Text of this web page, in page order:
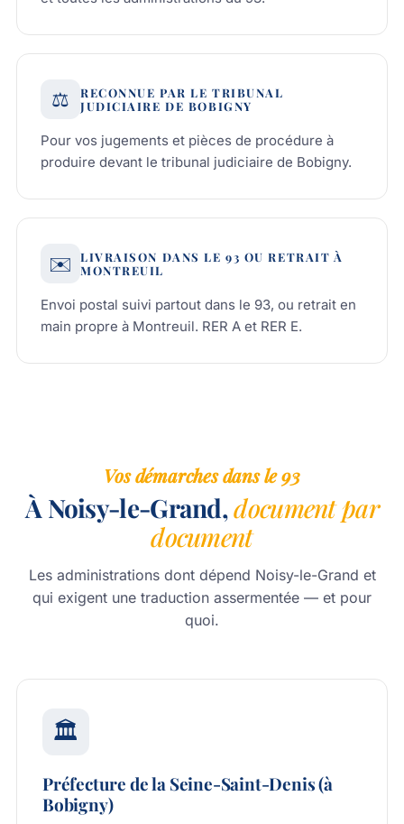
⚖️
RECONNUE PAR LE TRIBUNAL
JUDICIAIRE DE BOBIGNY
Pour vos jugements et pièces de procédure à
produire devant le tribunal judiciaire de Bobigny.
✉️
LIVRAISON DANS LE 93 OU RETRAIT À
MONTREUIL
Envoi postal suivi partout dans le 93, ou retrait en
main propre à Montreuil. RER A et RER E.
Vos démarches dans le 93
À Noisy-le-Grand,document par
document
Les administrations dont dépend Noisy-le-Grand et
qui exigent une traduction assermentée — et pour
quoi.
🏛️
Préfecture de la Seine-Saint-Denis (à
Bobigny)